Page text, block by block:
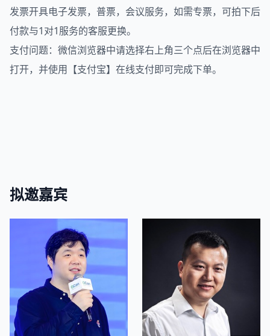
发票开具电子发票，普票，会议服务，如需专票，可拍下后
付款与1对1服务的客服更换。
支付问题：微信浏览器中请选择右上角三个点后在浏览器中
打开，并使用【支付宝】在线支付即可完成下单。
拟邀嘉宾